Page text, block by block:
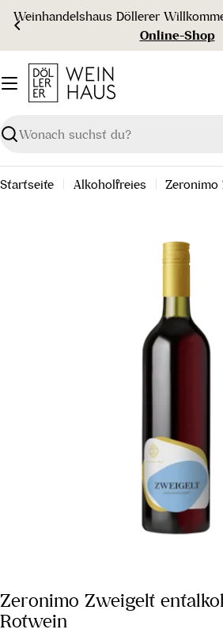
Zum
Inhalt
springen
Weinhandelshaus Döllerer
Online-Shop
Suchen
Startseite Alkoholfreies
Zeronimo Zweigelt
Rotwein